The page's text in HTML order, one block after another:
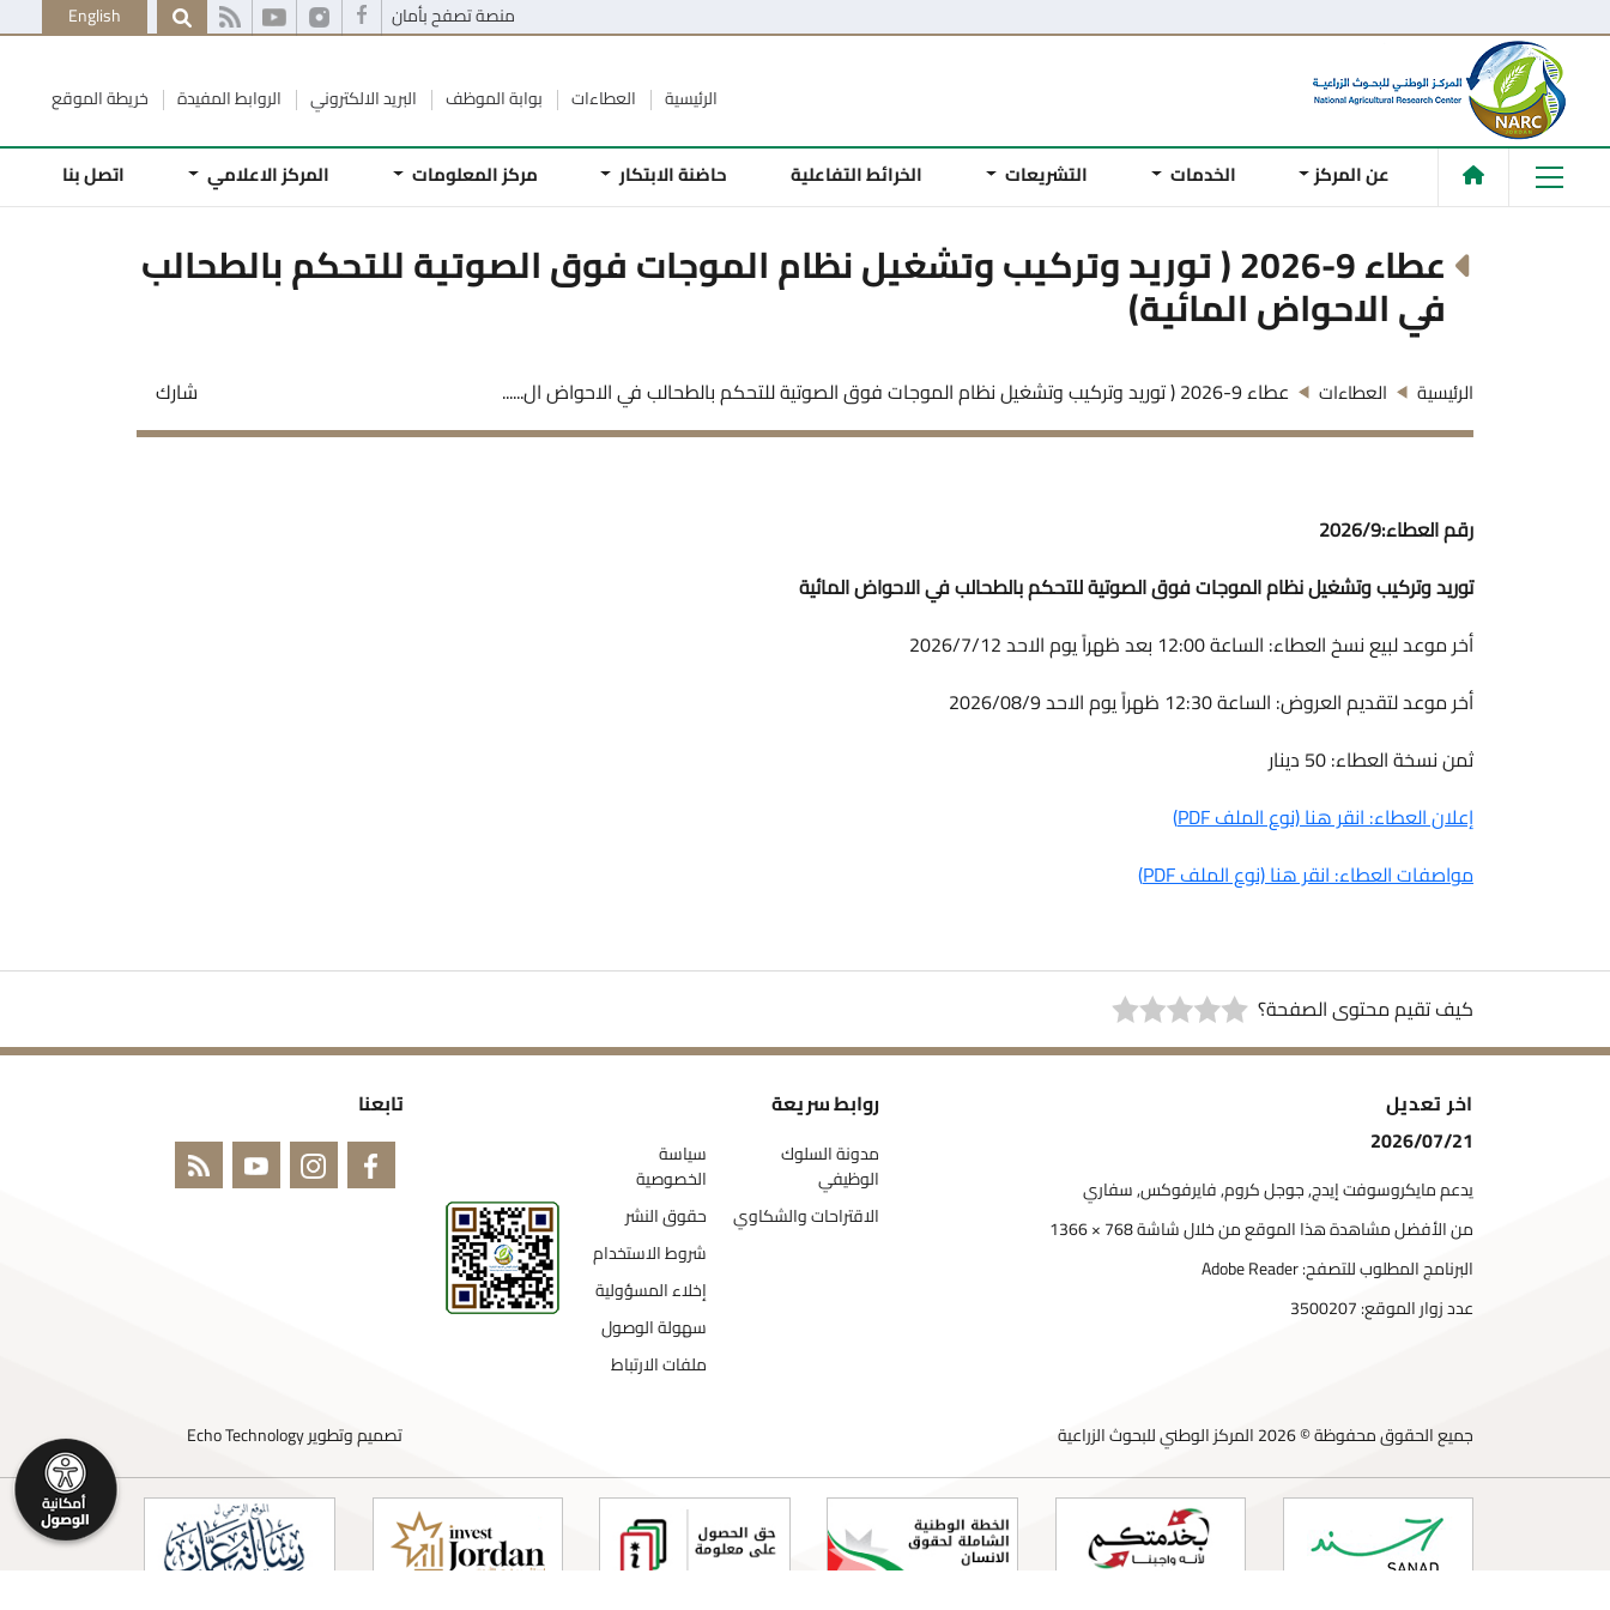
منصة تصفح بأمان English
الرئيسية العطاءات بوابة الموظف البريد الالكتروني الروابط المفيدة خريطة الموقع
عن المركز الخدمات التشريعات الخرائط التفاعلية حاضنة الابتكار مركز المعلومات المركز الاعلامي اتصل بنا
عطاء 9-2026 ( توريد وتركيب وتشغيل نظام الموجات فوق الصوتية للتحكم بالطحالب
في الاحواض المائية)
الرئيسية العطاءات عطاء 9-2026 ( توريد وتركيب وتشغيل نظام الموجات فوق الصوتية للتحكم بالطحالب في الاحواض ال...... شارك
رقم العطاء:2026/9
توريد وتركيب وتشغيل نظام الموجات فوق الصوتية للتحكم بالطحالب في الاحواض المائية
أخر موعد لبيع نسخ العطاء: الساعة 12:00 بعد ظهراً يوم الاحد 2026/7/12
أخر موعد لتقديم العروض: الساعة 12:30 ظهراً يوم الاحد 2026/08/9
ثمن نسخة العطاء: 50 دينار
إعلان العطاء: انقر هنا (نوع الملف PDF)
مواصفات العطاء: انقر هنا (نوع الملف PDF)
كيف تقيم محتوى الصفحة؟
اخر تعديل
2026/07/21
يدعم مايكروسوفت إيدج, جوجل كروم, فايرفوكس, سفاري
من الأفضل مشاهدة هذا الموقع من خلال شاشة 768 × 1366
البرنامج المطلوب للتصفح: Adobe Reader
عدد زوار الموقع:3500207
روابط سريعة
مدونة السلوك
الوظيفي
الاقتراحات والشكاوي
سياسة
الخصوصية
حقوق النشر
شروط الاستخدام
إخلاء المسؤولية
سهولة الوصول
ملفات الارتباط
تابعنا
جميع الحقوق محفوظة © 2026 المركز الوطني للبحوث الزراعية تصميم وتطويرEcho Technology